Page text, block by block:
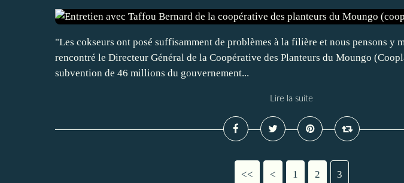
"Les cokseurs ont posé suffisamment de problèmes à la filière et nous pensons y
rencontré le Directeur Général de la Coopérative des Planteurs du Moungo
subvention de 46 millions du gouvernement...
Lire la suite
<< < 1 2 3